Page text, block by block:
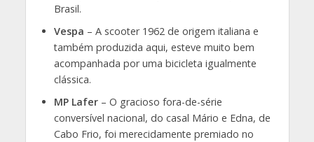
Brasil.
Vespa – A scooter 1962 de origem italiana e
também produzida aqui, esteve muito bem
acompanhada por uma bicicleta igualmente
clássica.
MP Lafer– O gracioso fora-de-série
conversível nacional, do casal Mário e Edna, de
Cabo Frio, foi merecidamente premiado no